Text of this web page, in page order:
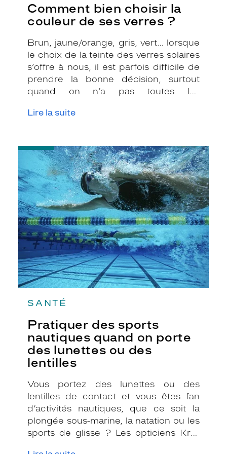
Comment bien choisir la
couleur de ses verres ?
Brun, jaune/orange, gris, vert… lorsque
le choix de la teinte des verres solaires
s’offre à nous, il est parfois difficile de
prendre la bonne décision, surtout
quand on n’a pas toutes les
Krys sont là pour vous conseiller et
votre amétropie et/ou de l’activité
sportive pratiquée.
Lire la suite
SANTÉ
Pratiquer des sports
nautiques quand on porte
des lunettes ou des
lentilles
Vous portez des lunettes ou des
lentilles de contact et vous êtes fan
d’activités nautiques, que ce soit la
plongée sous-marine, la natation ou les
sports de glisse ? Les opticiens Krys
-
Pratiquer
des
sports
nautiques
quand
on
porte
des
lunettes
ou
des
lentilles